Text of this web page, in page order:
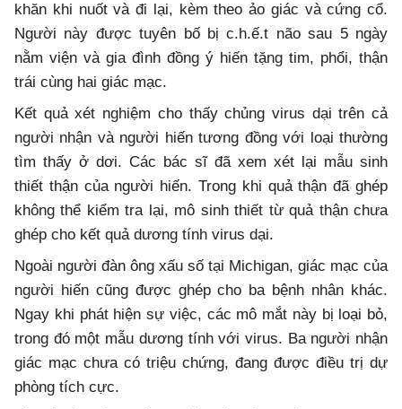
khăn khi nuốt và đi lại, kèm theo ảo giác và cứng cổ.
Người này được tuyên bố bị c.h.ế.t não sau 5 ngày
nằm viện và gia đình đồng ý hiến tặng tim, phổi, thận
trái cùng hai giác mạc.
Kết quả xét nghiệm cho thấy chủng virus dại trên cả
người nhận và người hiến tương đồng với loại thường
tìm thấy ở dơi. Các bác sĩ đã xem xét lại mẫu sinh
thiết thận của người hiến. Trong khi quả thận đã ghép
không thể kiểm tra lại, mô sinh thiết từ quả thận chưa
ghép cho kết quả dương tính virus dại.
Ngoài người đàn ông xấu số tại Michigan, giác mạc của
người hiến cũng được ghép cho ba bệnh nhân khác.
Ngay khi phát hiện sự việc, các mô mắt này bị loại bỏ,
trong đó một mẫu dương tính với virus. Ba người nhận
giác mạc chưa có triệu chứng, đang được điều trị dự
phòng tích cực.